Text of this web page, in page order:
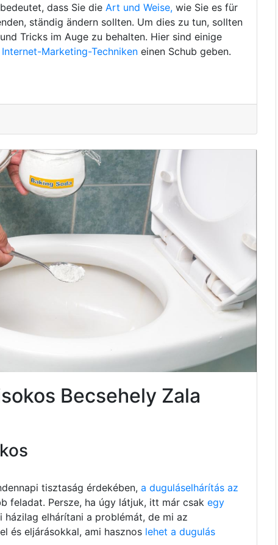
dass Sie die Art und Weise, wie Sie es für
ständig ändern sollten. Um dies zu tun, sollten
Tricks im Auge zu behalten. Hier sind einige
Internet-Marketing-Techniken einen Schub geben.
Becsehely Zala
tisztaság érdekében, a duguláselhárítás az
feladat. Persze, ha úgy látjuk, itt már csak egy
házilag elhárítani a problémát, de mi az
és eljárásokkal, ami hasznos lehet a dugulás